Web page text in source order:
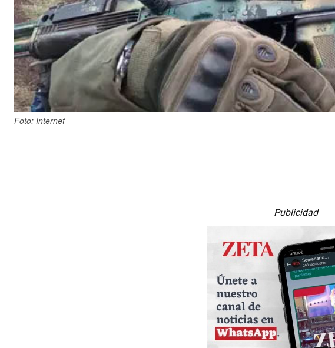
Foto: Internet
Publicidad